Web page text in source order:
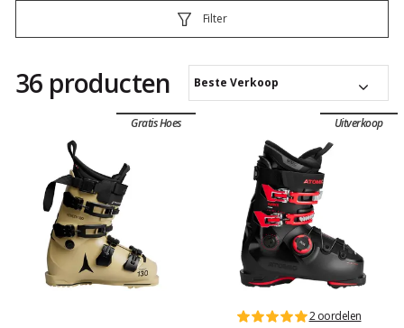
Filter
36 producten Beste Verkoop
Gratis Hoes Uitverkoop
2 oordelen